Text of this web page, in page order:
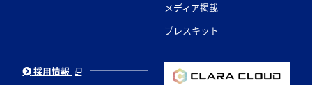
メディア掲載
プレスキット
採用情報